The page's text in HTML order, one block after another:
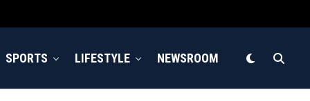
SPORTS LIFESTYLE NEWSROOM